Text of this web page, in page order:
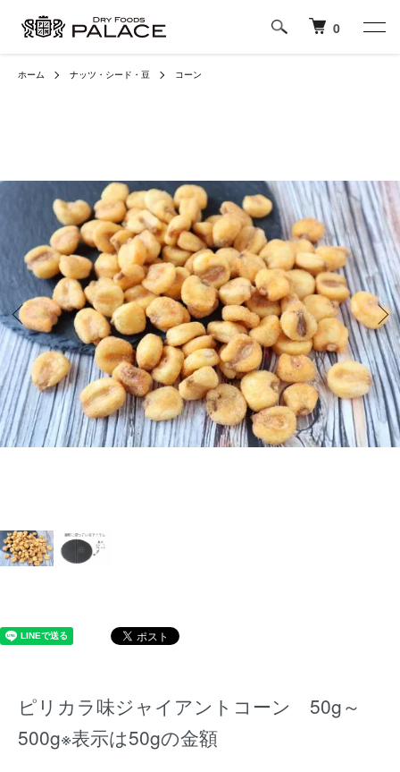
0
ホーム ナッツ・シード・豆 コーン
ピリカラ味ジャイアントコーン 50g～
500g※表示は50gの金額